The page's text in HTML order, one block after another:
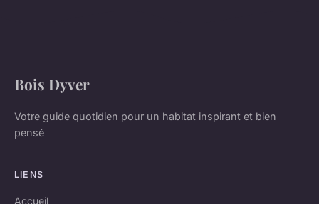
Bois Dyver
Votre guide quotidien pour un habitat inspirant et bien
pensé
LIENS
Accueil